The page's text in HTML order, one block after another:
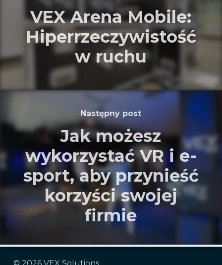
VEX Arena Mobile:
Hiperrzeczywistość
w ruchu
Następny post
Jak możesz
wykorzystać VR i e-
sport, aby przynieść
korzyści swojej
firmie